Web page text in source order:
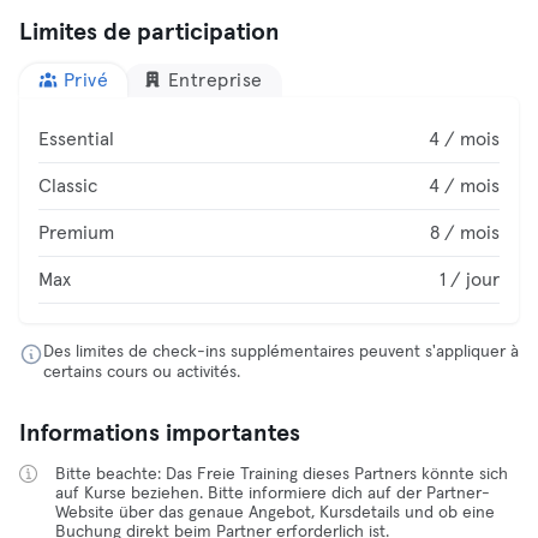
Limites de participation
Privé Entreprise
Essential 4 / mois
Classic 4 / mois
Premium 8 / mois
Max 1 / jour
Des limites de check-ins supplémentaires peuvent s'appliquer à
certains cours ou activités.
Informations importantes
Bitte beachte: Das Freie Training dieses Partners könnte sich
auf Kurse beziehen. Bitte informiere dich auf der Partner-
Website über das genaue Angebot, Kursdetails und ob eine
Buchung direkt beim Partner erforderlich ist.